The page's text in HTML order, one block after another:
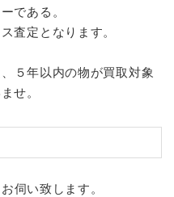
である。
査定となります。
５年以内の物が買取対象
せ。
伺い致します。